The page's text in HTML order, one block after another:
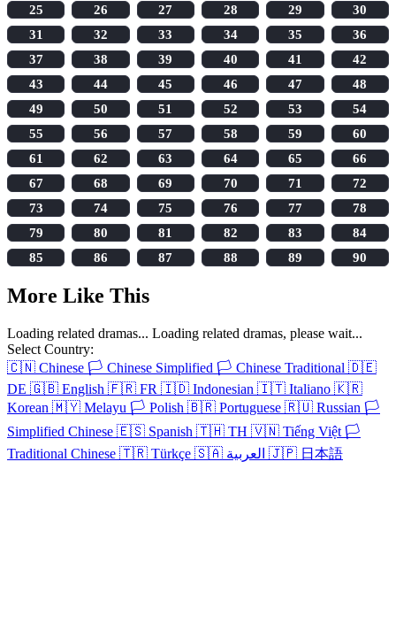
25
26 27 28 29
30
31
32 33 34 35
36
37
38 39 40 41
42
43
44 45 46 47
48
49
50 51 52 53
54
55
56 57 58 59
60
61
62 63 64 65
66
67
68 69 70 71
72
73
74 75 76 77
78
79
80 81 82 83
84
85
86 87 88 89 90
More Like This
Loading related dramas... Loading related dramas, please wait...
Select Country:
🇨🇳 Chinese 🏳️ Chinese Simplified 🏳️ Chinese Traditional 🇩🇪
DE 🇬🇧 English 🇫🇷 FR 🇮🇩 Indonesian 🇮🇹 Italiano 🇰🇷
Korean 🇲🇾 Melayu 🏳️ Polish 🇧🇷 Portuguese 🇷🇺 Russian 🏳️
Simplified Chinese 🇪🇸 Spanish 🇹🇭 TH 🇻🇳 Tiếng Việt 🏳️
Traditional Chinese 🇹🇷 Türkçe 🇸🇦 🇯🇵 日本語